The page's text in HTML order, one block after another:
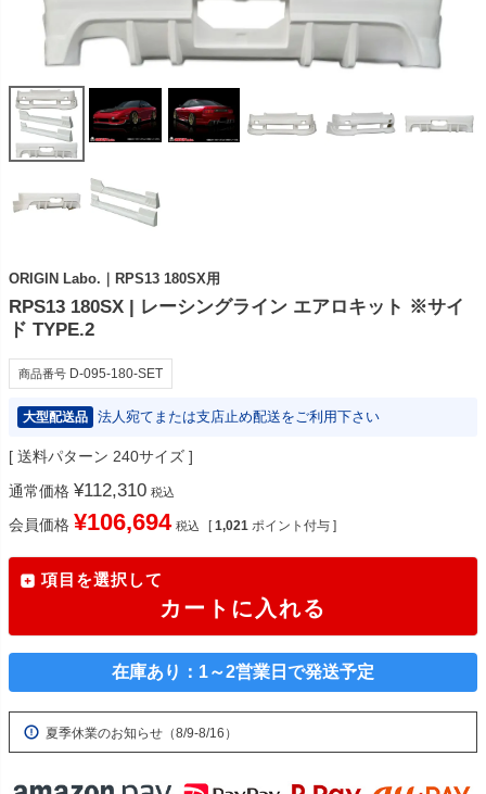
ORIGIN Labo.｜RPS13 180SX用
RPS13 180SX | レーシングライン エアロキット ※サイ
ド TYPE.2
商品番号 D-095-180-SET
大型配送品 法人宛てまたは支店止め配送をご利用下さい
送料パターン 240サイズ
通常価格 ¥112,310 税込
会員価格 ¥106,694 税込 [ 1,021 ポイント付与 ]
項目を選択して
カートに入れる
在庫あり：1～2営業日で発送予定
夏季休業のお知らせ（8/9-8/16）